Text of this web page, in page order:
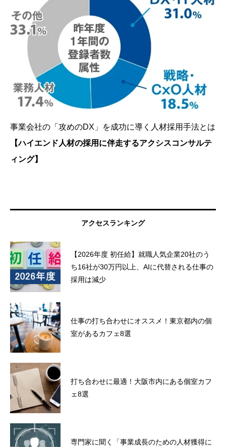
事業会社の「攻めのDX」を成功に導く人材採用手法とは
【ハイエンド人材の採用に伴走するアクシスコンサルテ
ィング】
アクセスランキング
【2026年度 初任給】就職人気企業20社のう
ち16社が30万円以上、AIに代替される仕事の
採用は減少
仕事の打ち合わせにオススメ！東京都内の個
室があるカフェ8選
打ち合わせに最適！大阪市内にある個室カフ
ェ8選
専門家に聞く「事業成長のための人材獲得に